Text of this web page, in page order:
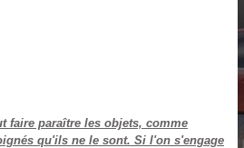
faire paraître les objets, comme
qu'ils ne le sont. Si l'on s'engage